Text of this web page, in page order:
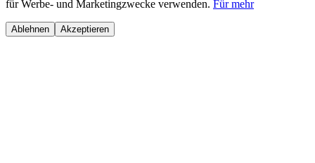
für Werbe- und Marketingzwecke verwenden. Für mehr
Ablehnen Akzeptieren